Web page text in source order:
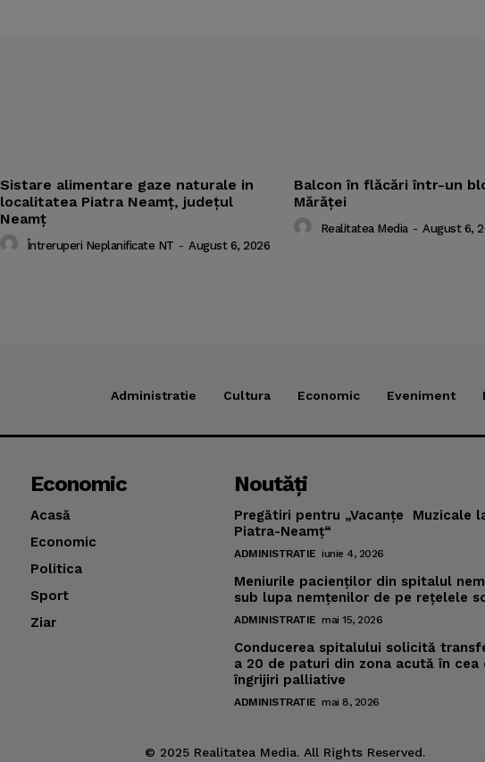
Sistare alimentare gaze naturale in
localitatea Piatra Neamț, județul
Neamț
Întreruperi Neplanificate NT - August 6, 2026
Balcon în flăcări într-un
Mărăţei
Realitatea Media - August 6,
Administratie Cultura Economic Eveniment
Economic
Acasă
Economic
Politica
Sport
Ziar
Noutăţi
Pregătiri pentru „Vacanţe Muzicale
Piatra-Neamţ“
ADMINISTRATIE iunie 4, 2026
Meniurile pacienţilor din spitalul
sub lupa nemţenilor de pe reţelele
ADMINISTRATIE mai 15, 2026
Conducerea spitalului solicită
a 20 de paturi din zona acută în cea
îngrijiri palliative
ADMINISTRATIE mai 8, 2026
© 2025 Realitatea Media. All Rights Reserved.